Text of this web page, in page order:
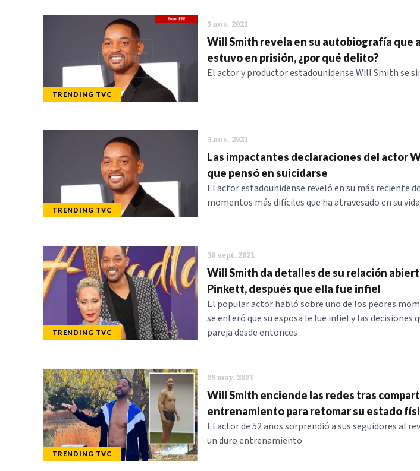
TRENDING TVC
9 nov. 2021
Will Smith revela en su autobiografía que
estuvo en prisión, ¿por qué delito?
El actor y productor estadounidense Will Smith se
TRENDING TVC
3 nov. 2021
Las impactantes declaraciones del actor
que pensó en suicidarse
El actor estadounidense reveló en su más reciente
momentos más difíciles que ha atravesado en su vida
TRENDING TVC
30 sept. 2021
Will Smith da detalles de su relación
Pinkett, después que ella fue infiel
El popular actor habló sobre uno de los peores
se enteró que su esposa le fue infiel y las decisiones
pareja desde entonces
TRENDING TVC
29 may. 2021
Will Smith enciende las redes tras
entrenamiento para retomar su estado
El actor de 52 años sorprendió a sus seguidores al
un duro entrenamiento